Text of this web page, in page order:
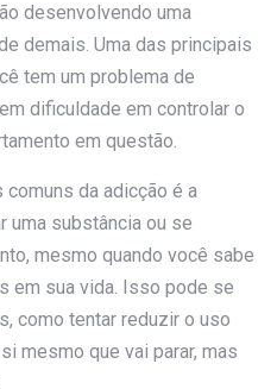
desenvolvendo uma
demais. Uma das principais
tem um problema de
dificuldade em controlar o
em questão.
da adicção é a
uma substância ou se
mesmo quando você sabe
em sua vida. Isso pode se
como tentar reduzir o uso
mesmo que vai parar, mas